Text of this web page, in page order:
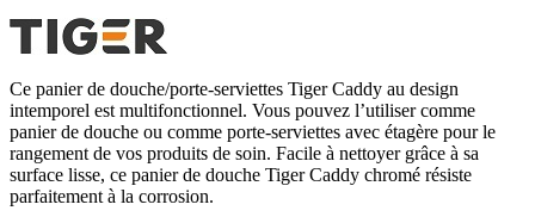
Ce panier de douche/porte-serviettes Tiger Caddy au design
intemporel est multifonctionnel. Vous pouvez l’utiliser comme
panier de douche ou comme porte-serviettes avec étagère pour le
rangement de vos produits de soin. Facile à nettoyer grâce à sa
surface lisse, ce panier de douche Tiger Caddy chromé résiste
parfaitement à la corrosion.